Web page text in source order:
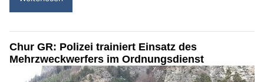
Chur GR: Polizei trainiert Einsatz des
Mehrzweckwerfers im Ordnungsdienst